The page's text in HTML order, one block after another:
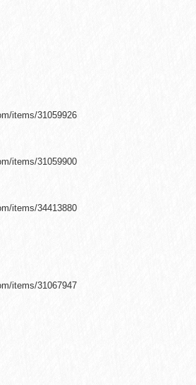
items/31059926
items/31059900
items/34413880
items/31067947